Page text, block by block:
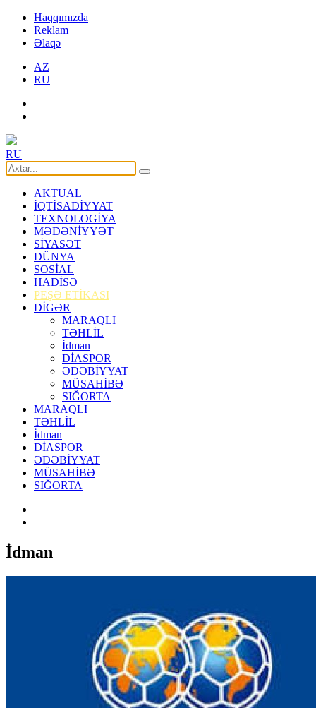
Haqqımızda
Reklam
Əlaqə
AZ
RU
RU
AKTUAL
İQTİSADİYYAT
TEXNOLOGİYA
MƏDƏNİYYƏT
SİYASƏT
DÜNYA
SOSİAL
HADİSƏ
PEŞƏ ETİKASI
DİGƏR
MARAQLI
TƏHLİL
İdman
DİASPOR
ƏDƏBİYYAT
MÜSAHİBƏ
SIĞORTA
MARAQLI
TƏHLİL
İdman
DİASPOR
ƏDƏBİYYAT
MÜSAHİBƏ
SIĞORTA
İdman